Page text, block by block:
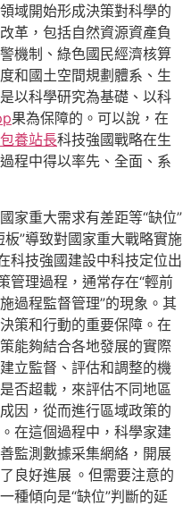
域開始形成決策對科學的
革，包括自然資源資產負
機制、綠色國民經濟核算
和國土空間規劃體系、生
以科學研究為基礎、以科
果為保障的。可以說，在
包養站長科技強國戰略在生
程中得以率先、全面、系
家重大需求有差距等“缺位”
”導致對國家重大戰略實施
科技強國建設中科技定位出
管理過程，通常存在“輕前
過程監督管理”的現象。其
策和行動的重要保障。在
能夠結合各地發展的實際
立監督、評估和調整的機
否超載，來評估不同地區
因，從而進行區域政策的
在這個過程中，科學家建
監測數據采集網絡，開展
良好進展 。但需要注意的
種傾向是“缺位”判斷的延